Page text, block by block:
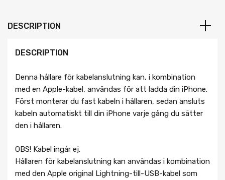
DESCRIPTION
DESCRIPTION
Denna hållare för kabelanslutning kan, i kombination
med en Apple-kabel, användas för att ladda din iPhone.
Först monterar du fast kabeln i hållaren, sedan ansluts
kabeln automatiskt till din iPhone varje gång du sätter
den i hållaren.
OBS! Kabel ingår ej.
Hållaren för kabelanslutning kan användas i kombination
med den Apple original Lightning-till-USB-kabel som